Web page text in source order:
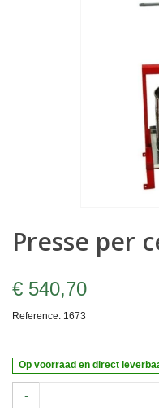
Presse per
€ 540,70
Reference: 1673
Op voorraad en direct
-